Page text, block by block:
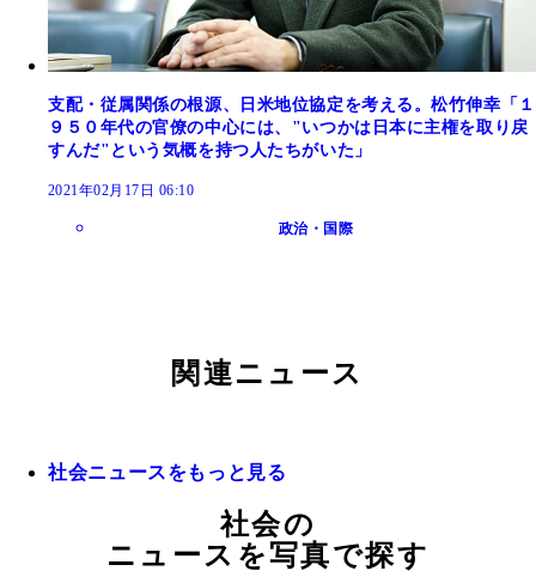
支配・従属関係の根源、日米地位協定を考える。松竹伸幸「１
９５０年代の官僚の中心には、"いつかは日本に主権を取り戻
すんだ"という気概を持つ人たちがいた」
2021年02月17日 06:10
政治・国際
関連ニュース
社会ニュースをもっと見る
社会の
ニュースを写真で探す